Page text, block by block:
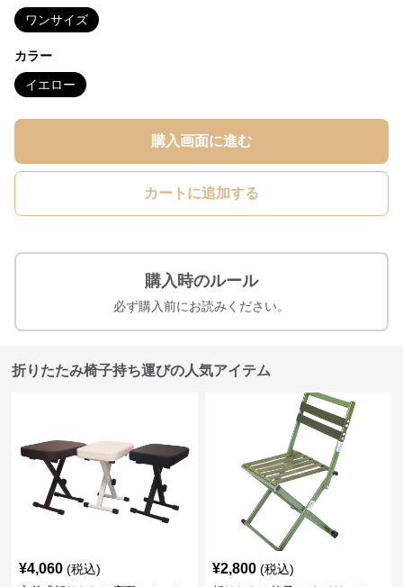
ワンサイズ
カラー
イエロー
購入画面に進む
カートに追加する
購入時のルール
必ず購入前にお読みください。
折りたたみ椅子持ち運びの人気アイテム
¥4,060 (税込) ¥2,800 (税込)